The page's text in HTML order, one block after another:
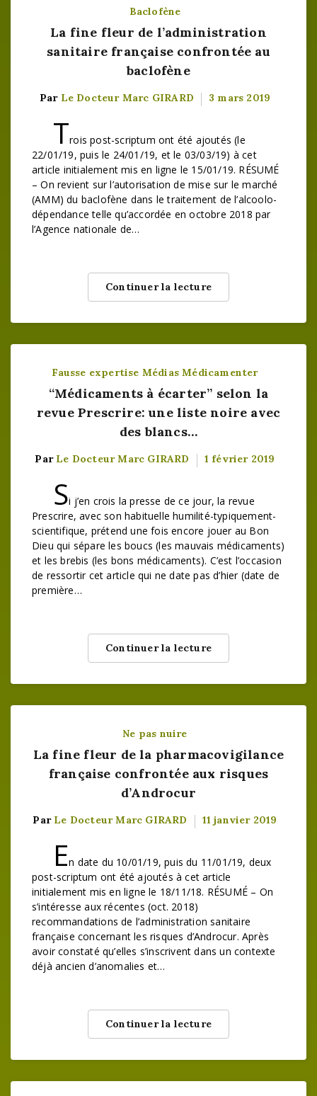
Baclofène
La fine fleur de l’administration
sanitaire française confrontée au
baclofène
Par Le Docteur Marc GIRARD 3 mars 2019
Trois post-scriptum ont été ajoutés (le
22/01/19, puis le 24/01/19, et le 03/03/19) à cet
article initialement mis en ligne le 15/01/19. RÉSUMÉ
– On revient sur l’autorisation de mise sur le marché
(AMM) du baclofène dans le traitement de l’alcoolo-
dépendance telle qu’accordée en octobre 2018 par
l’Agence nationale de…
Continuer la lecture
Fausse expertise Médias Médicamenter
“Médicaments à écarter” selon la
revue Prescrire: une liste noire avec
des blancs…
Par Le Docteur Marc GIRARD 1 février 2019
Si j’en crois la presse de ce jour, la revue
Prescrire, avec son habituelle humilité-typiquement-
scientifique, prétend une fois encore jouer au Bon
Dieu qui sépare les boucs (les mauvais médicaments)
et les brebis (les bons médicaments). C’est l’occasion
de ressortir cet article qui ne date pas d’hier (date de
première…
Continuer la lecture
Ne pas nuire
La fine fleur de la pharmacovigilance
française confrontée aux risques
d’Androcur
Par Le Docteur Marc GIRARD 11 janvier 2019
En date du 10/01/19, puis du 11/01/19, deux
post-scriptum ont été ajoutés à cet article
initialement mis en ligne le 18/11/18. RÉSUMÉ – On
s’intéresse aux récentes (oct. 2018)
recommandations de l’administration sanitaire
française concernant les risques d’Androcur. Après
avoir constaté qu’elles s’inscrivent dans un contexte
déjà ancien d’anomalies et…
Continuer la lecture